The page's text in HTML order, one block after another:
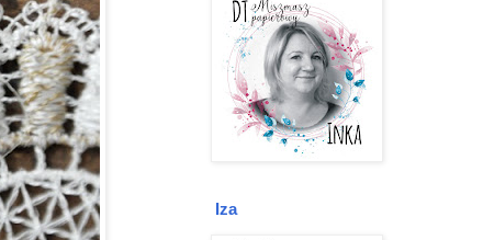
Iza